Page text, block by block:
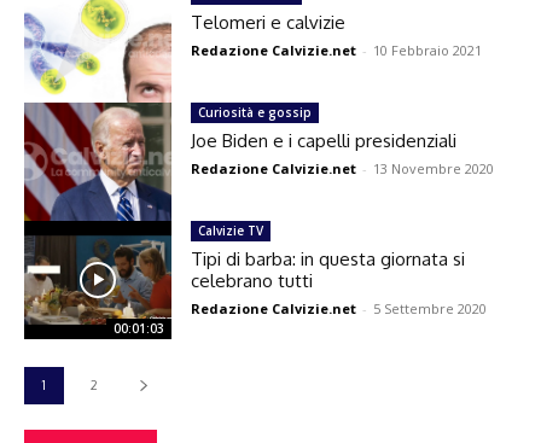
Telomeri e calvizie
Redazione Calvizie.net - 10 Febbraio 2021
Curiosità e gossip
Joe Biden e i capelli presidenziali
Redazione Calvizie.net - 13 Novembre 2020
00:01:03
Calvizie TV
Tipi di barba: in questa giornata si
celebrano tutti
Redazione Calvizie.net - 5 Settembre 2020
1 2